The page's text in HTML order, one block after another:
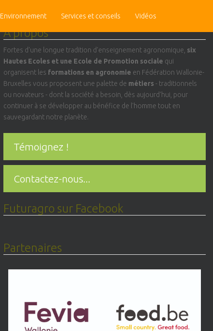
Environnement Services et conseils Vidéos
for:
A propos
Fortes d'une longue tradition d'enseignement agronomique, six
Hautes Ecoles et une Ecole de Promotion sociale qui
organisent les formations en agronomie en Fédération Wallonie-
Bruxelles vous proposent une palette de métiers- traditionnels
ou novateurs - dont la société a besoin, dès aujourd'hui, pour
continuer à se développer au bénéfice de l'homme tout en
sauvegardant notre planète.
Témoignez !
Contactez-nous...
Futuragro sur Facebook
Partenaires